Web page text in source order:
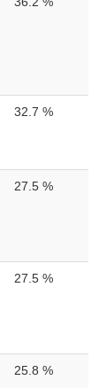
32.7 %
27.5 %
27.5 %
25.8 %